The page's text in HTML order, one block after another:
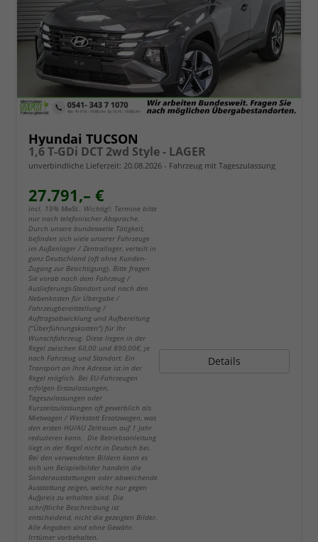
Hyundai TUCSON
1,6 T-GDi DCT 2wd Style - LAGER
unverbindliche Lieferzeit: 20.08.2026 Fahrzeug mit Tageszulassung
27.791,– €
incl. 19% MwSt.. Wichtig!: Termine bitte
nur nach telefonischer Absprache.
Durch unsere bundesweite Tätigkeit,
befinden sich viele unserer Fahrzeuge
im Außenlager / Zentrallager, verteilt in
ganz Deutschland (oft ohne Kunden-
Zugang zur Besichtigung). Bitte fragen
Sie vorab nach dem Fahrzeug /
Auslieferungs-Standort und nach den
Nebenkosten für Übergabe /
Fahrzeugbereitstellung /
Auftragsabwicklung und Aufbereitung
("Überführungskosten") für Ihr
Wunschfahrzeug. Diese liegen in der
Regel zwischen 60,00 und 890,00€, je
nach Fahrzeug und Standort. Ein
Transport an Ihre Adresse ist in der
Regel möglich. Bei EU-Fahrzeugen
erfolgen Erstzulassungen,
Tageszulassungen oder
Kurzzeitzulassungen oft gewerblich als
Mietwagen / Werkstatt Ersatzwagen, was
den ersten HU/AU Zeitraum auf 1 Jahr
reduzieren kann. Die Betriebsanleitung
liegt in der Regel nicht in Deutsch bei.
Bei den verwendeten Bildern kann es
sich um Beispielbilder handeln die
Sonderausstattungen oder abweichende
Ausstattung zeigen, welche nur gegen
Aufpreis zu erhalten sind. Die
schriftliche Beschreibung ist
entscheidend, nicht die gezeigten Bilder.
Alle Angaben sind ohne Gewähr.
Irrtümer vorbehalten.
Details